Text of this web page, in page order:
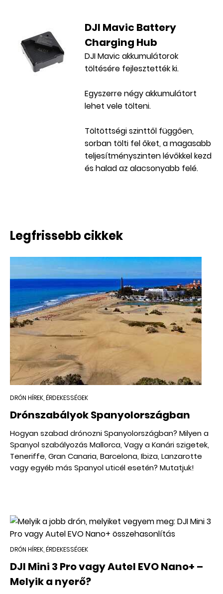
DJI Mavic Battery
Charging Hub
DJI Mavic akkumulátorok
töltésére fejlesztették ki.
Egyszerre négy akkumulátort
lehet vele tölteni.
Töltöttségi szinttől függően,
sorban tölti fel őket, a magasabb
teljesítményszinten lévőkkel kezd
és halad az alacsonyabb felé.
Legfrissebb cikkek
DRÓN HÍREK, ÉRDEKESSÉGEK
Drónszabályok Spanyolországban
Hogyan szabad drónozni Spanyolországban? Milyen a
Spanyol szabályozás Mallorca, Vagy a Kanári szigetek,
Teneriffe, Gran Canaria, Barcelona, Ibiza, Lanzarotte
vagy egyéb más Spanyol uticél esetén? Mutatjuk!
DRÓN HÍREK, ÉRDEKESSÉGEK
DJI Mini 3 Pro vagy Autel EVO Nano+ –
Melyik a nyerő?